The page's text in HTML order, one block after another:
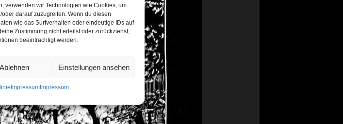
verwenden wir Technologien wie Cookies, um
darauf zuzugreifen. Wenn du diesen
wie das Surfverhalten oder eindeutige IDs auf
Zustimmung nicht erteilst oder zurückziehst,
beeinträchtigt werden.
Ablehnen Einstellungen ansehen
ImpressumImpressum